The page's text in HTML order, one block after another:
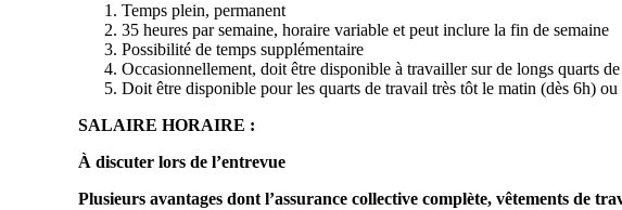
Temps plein, permanent
35 heures par semaine, horaire variable et peut inclure la fin de semaine
Possibilité de temps supplémentaire
Occasionnellement, doit être disponible à travailler sur de longs quarts
Doit être disponible pour les quarts de travail très tôt le matin (dès 6h)
SALAIRE HORAIRE :
À discuter lors de l’entrevue
Plusieurs avantages dont l’assurance collective complète, vêtements de